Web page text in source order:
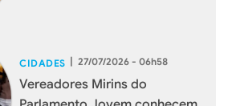
CIDADES | 27/07/2026 - 06h58
Vereadores Mirins do